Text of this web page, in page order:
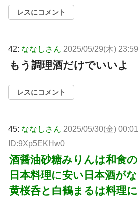
レスにコメント
42: ななしさん 2025/05/29(木)
もう調理酒だけでいいよ
レスにコメント
45: ななしさん 2025/05/30(金)
ID:9Xp5EKHw0
酒醤油砂糖みりんは和食
日本料理に安い日本酒が
黄桜呑と白鶴まるは料理